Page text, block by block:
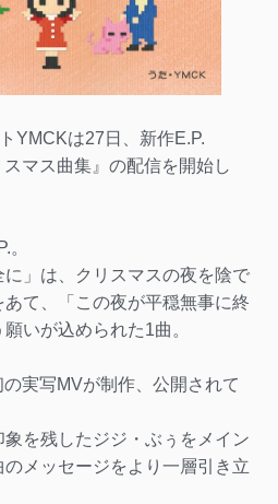
YMCKは27日、新作E.P.
スマス曲集』の配信を開始し
」は、クリスマスの夜を陰で
て、「この夜が平穏無事に終
いが込められた1曲。
実写MVが制作、公開されて
を残したジジ・ぶぅをメイン
メッセージをより一層引き立